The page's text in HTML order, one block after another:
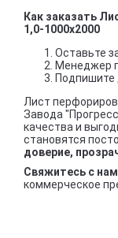
Как заказать
1,0-1000х2000
Оставьте
Менеджер
Подпишите
Лист
Завода
качества и
становятся
доверие,
Свяжитесь с
коммерческое